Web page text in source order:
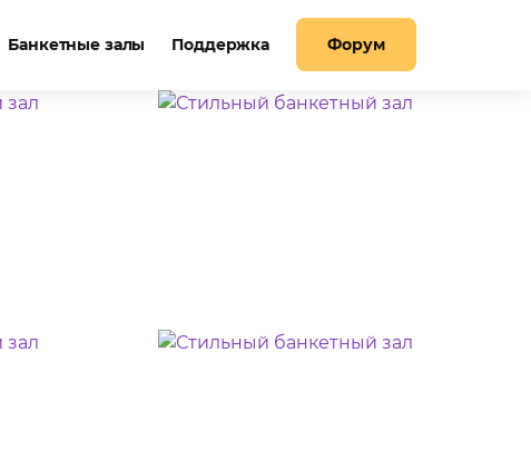
Банкетные залы Поддержка Форум